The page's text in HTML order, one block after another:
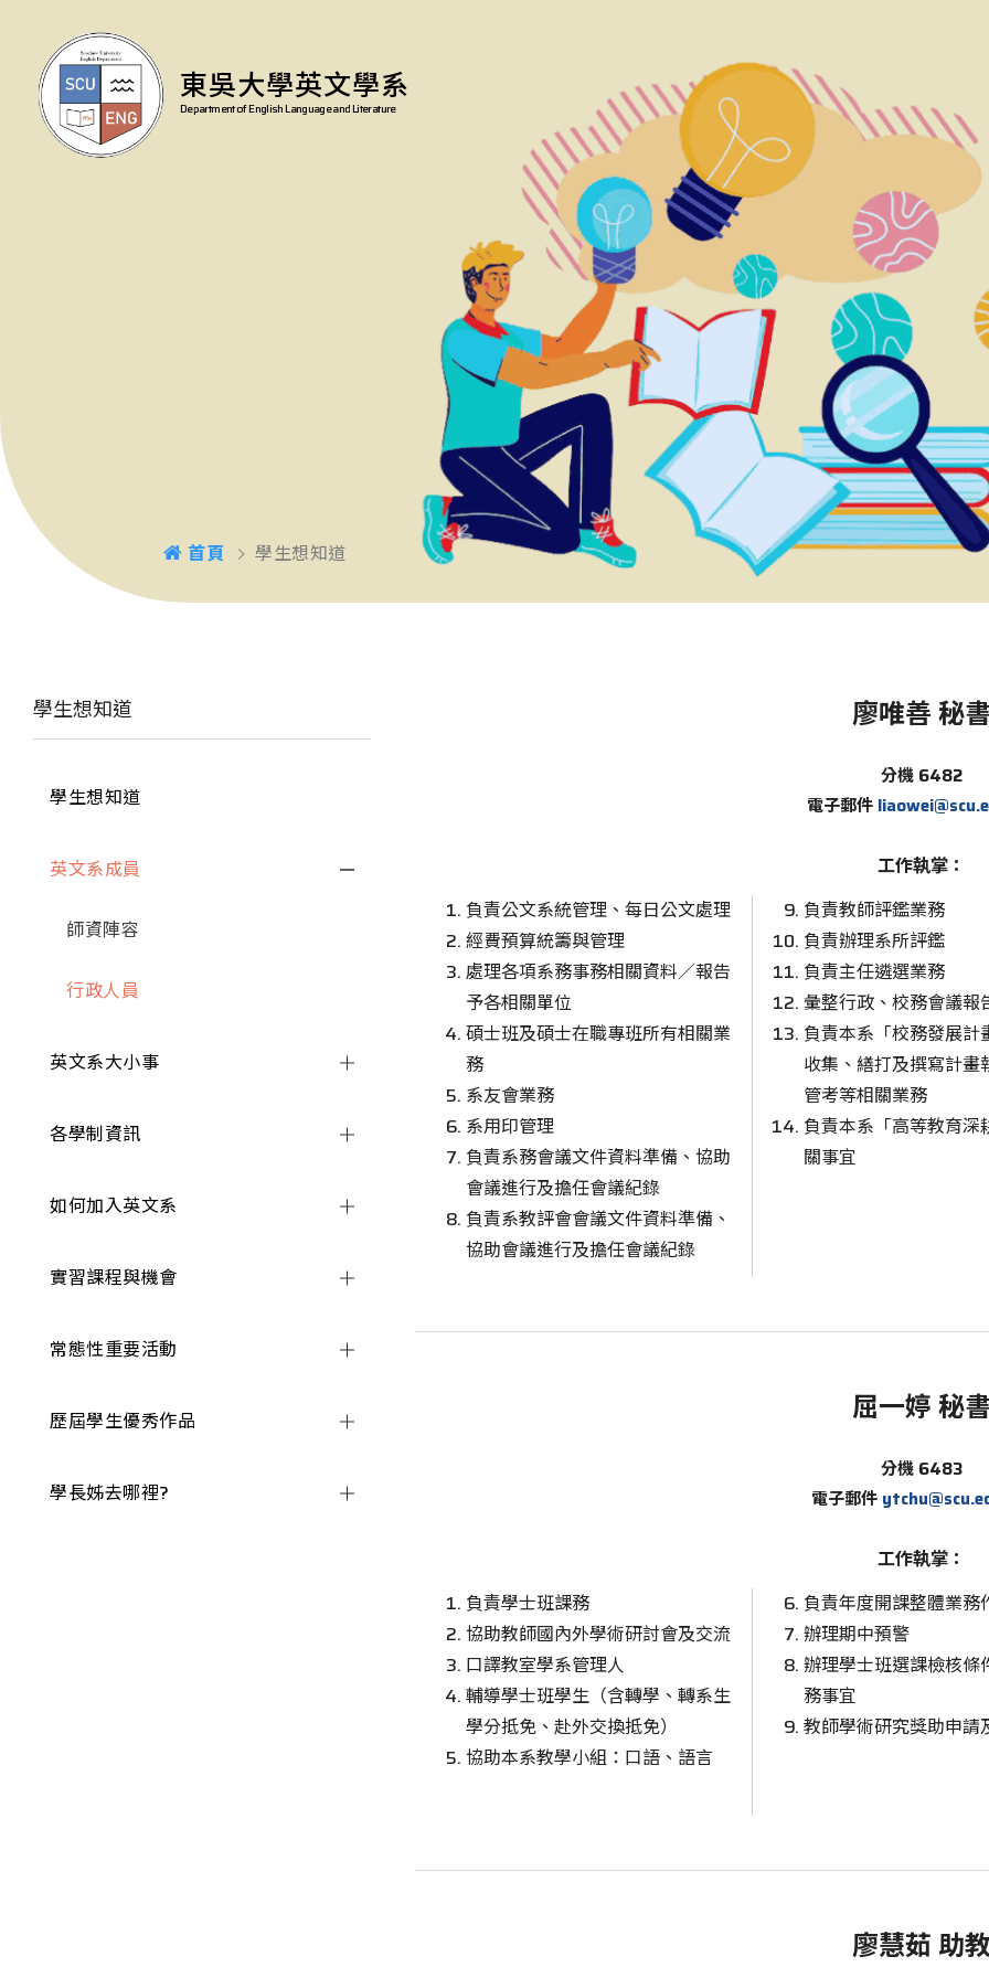
東吳大學英文學系
Department of English Language and Literature
首頁 學生想知道
學生想知道
學生想知道
英文系成員
師資陣容
行政人員
英文系大小事
各學制資訊
如何加入英文系
實習課程與機會
常態性重要活動
歷屆學生優秀作品
學長姊去哪裡?
廖唯善 秘
分機 6482
電子郵件
工作執掌：
負責公文系統管理、每日公文處理
經費預算統籌與管理
處理各項系務事務相關資料／報告
予各相關單位
碩士班及碩士在職專班所有相關業
務
系友會業務
系用印管理
負責系務會議文件資料準備、協助
會議進行及擔任會議紀錄
負責系教評會會議文件資料準備、
協助會議進行及擔任會議紀錄
負責教師評鑑業務
負責辦理系所評鑑
負責主任遴選業務
彙整行政、校務會議報
負責本系「校務發展計
收集、繕打及撰寫計畫
管考等相關業務
負責本系「高等教育深
關事宜
屈一婷 秘
分機 6483
電子郵件
工作執掌：
負責學士班課務
協助教師國內外學術研討會及交流
口譯教室學系管理人
輔導學士班學生（含轉學、轉系生
學分抵免、赴外交換抵免）
協助本系教學小組：口語、語言
負責年度開課整體業務
辦理期中預警
辦理學士班選課檢核條
務事宜
教師學術研究獎助申請
廖慧茹 助